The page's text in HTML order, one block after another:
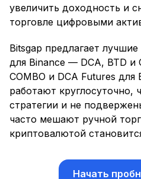
увеличить доходность и
торговле цифровыми
Bitsgap предлагает
для Binance — DCA, BTD и
COMBO и DCA Futures
работают круглосуточно,
стратегии и не
часто мешают ручной
криптовалютой
Начать